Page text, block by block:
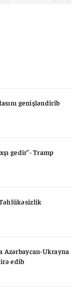
genişləndirib
gedir”- Tramp
Azərbaycan-Ukrayna
edib